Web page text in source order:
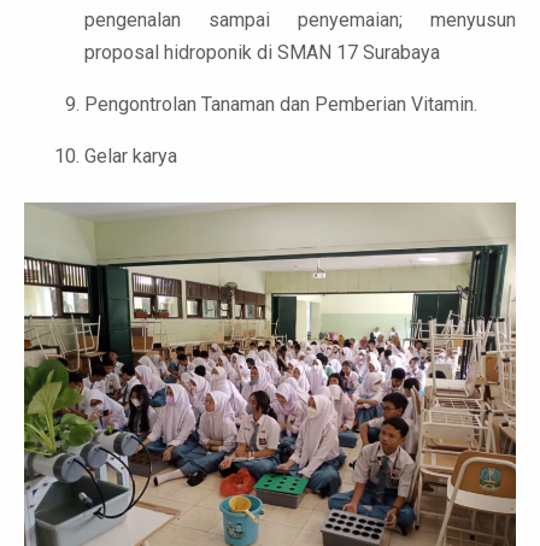
pengenalan sampai penyemaian; menyusun
proposal hidroponik di SMAN 17 Surabaya
Pengontrolan Tanaman dan Pemberian Vitamin.
Gelar karya